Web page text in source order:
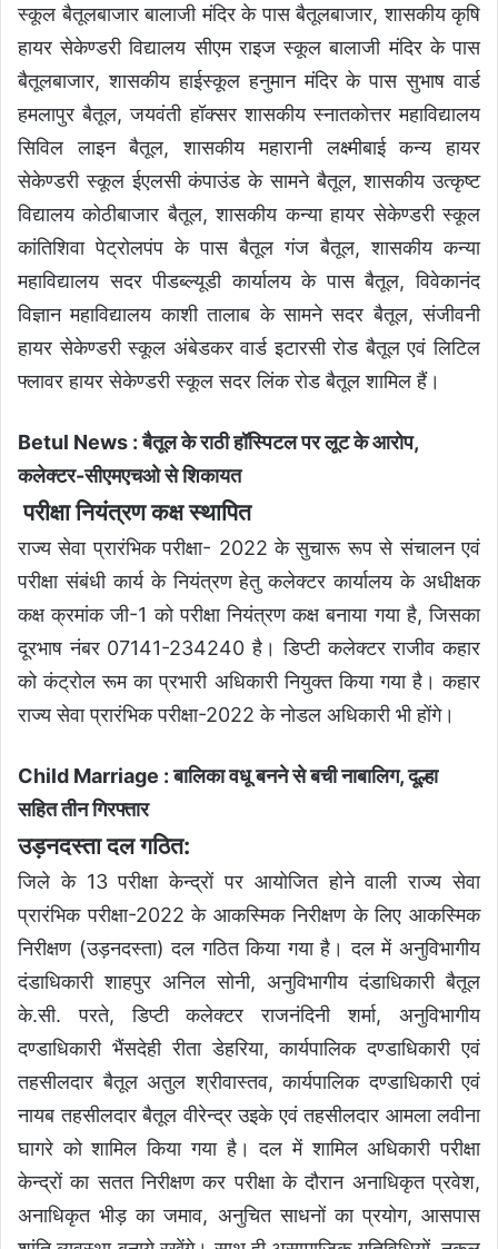
स्कूल बैतूलबाजार बालाजी मंदिर के पास बैतूलबाजार, शासकीय कृषि
हायर सेकेण्डरी विद्यालय सीएम राइज स्कूल बालाजी मंदिर के पास
बैतूलबाजार, शासकीय हाईस्कूल हनुमान मंदिर के पास सुभाष वार्ड
हमलापुर बैतूल, जयवंती हॉक्सर शासकीय स्नातकोत्तर महाविद्यालय
सिविल लाइन बैतूल, शासकीय महारानी लक्ष्मीबाई कन्य हायर
सेकेण्डरी स्कूल ईएलसी कंपाउंड के सामने बैतूल, शासकीय उत्कृष्ट
विद्यालय कोठीबाजार बैतूल, शासकीय कन्या हायर सेकेण्डरी स्कूल
कांतिशिवा पेट्रोलपंप के पास बैतूल गंज बैतूल, शासकीय कन्या
महाविद्यालय सदर पीडब्ल्यूडी कार्यालय के पास बैतूल, विवेकानंद
विज्ञान महाविद्यालय काशी तालाब के सामने सदर बैतूल, संजीवनी
हायर सेकेण्डरी स्कूल अंबेडकर वार्ड इटारसी रोड बैतूल एवं लिटिल
फ्लावर हायर सेकेण्डरी स्कूल सदर लिंक रोड बैतूल शामिल हैं।
Betul News : बैतूल के राठी हॉस्पिटल पर लूट के आरोप,
कलेक्टर-सीएमएचओ से शिकायत
परीक्षा नियंत्रण कक्ष स्थापित
राज्य सेवा प्रारंभिक परीक्षा- 2022 के सुचारू रूप से संचालन एवं
परीक्षा संबंधी कार्य के नियंत्रण हेतु कलेक्टर कार्यालय के अधीक्षक
कक्ष क्रमांक जी-1 को परीक्षा नियंत्रण कक्ष बनाया गया है, जिसका
दूरभाष नंबर 07141-234240 है। डिप्टी कलेक्टर राजीव कहार
को कंट्रोल रूम का प्रभारी अधिकारी नियुक्त किया गया है। कहार
राज्य सेवा प्रारंभिक परीक्षा-2022 के नोडल अधिकारी भी होंगे।
Child Marriage : बालिका वधू बनने से बची नाबालिग, दूल्हा
सहित तीन गिरफ्तार
उड़नदस्ता दल गठित:
जिले के 13 परीक्षा केन्द्रों पर आयोजित होने वाली राज्य सेवा
प्रारंभिक परीक्षा-2022 के आकस्मिक निरीक्षण के लिए आकस्मिक
निरीक्षण (उड़नदस्ता) दल गठित किया गया है। दल में अनुविभागीय
दंडाधिकारी शाहपुर अनिल सोनी, अनुविभागीय दंडाधिकारी बैतूल
के.सी. परते, डिप्टी कलेक्टर राजनंदिनी शर्मा, अनुविभागीय
दण्डाधिकारी भैंसदेही रीता डेहरिया, कार्यपालिक दण्डाधिकारी एवं
तहसीलदार बैतूल अतुल श्रीवास्तव, कार्यपालिक दण्डाधिकारी एवं
नायब तहसीलदार बैतूल वीरेन्द्र उइके एवं तहसीलदार आमला लवीना
घागरे को शामिल किया गया है। दल में शामिल अधिकारी परीक्षा
केन्द्रों का सतत निरीक्षण कर परीक्षा के दौरान अनाधिकृत प्रवेश,
अनाधिकृत भीड़ का जमाव, अनुचित साधनों का प्रयोग, आसपास